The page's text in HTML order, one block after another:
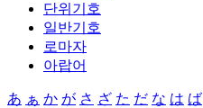
단위기호
일반기호
로마자
아랍어
あ ぁ か が さ ざ た だ な は ば